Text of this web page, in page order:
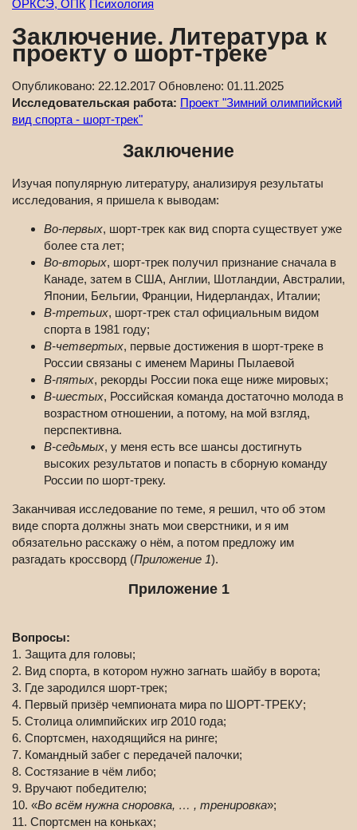
ОРКСЭ, ОПК Психология
Заключение. Литература к
проекту о шорт-треке
Опубликовано: 22.12.2017 Обновлено: 01.11.2025
Исследовательская работа: Проект "Зимний олимпийский
вид спорта - шорт-трек"
Заключение
Изучая популярную литературу, анализируя результаты
исследования, я пришела к выводам:
Во-первых, шорт-трек как вид спорта существует уже
более ста лет;
Во-вторых, шорт-трек получил признание сначала в
Канаде, затем в США, Англии, Шотландии, Австралии,
Японии, Бельгии, Франции, Нидерландах, Италии;
В-третьих, шорт-трек стал официальным видом
спорта в 1981 году;
В-четвертых, первые достижения в шорт-треке в
России связаны с именем Марины Пылаевой
В-пятых, рекорды России пока еще ниже мировых;
В-шестых, Российская команда достаточно молода в
возрастном отношении, а потому, на мой взгляд,
перспективна.
В-седьмых, у меня есть все шансы достигнуть
высоких результатов и попасть в сборную команду
России по шорт-треку.
Заканчивая исследование по теме, я решил, что об этом
виде спорта должны знать мои сверстники, и я им
обязательно расскажу о нём, а потом предложу им
разгадать кроссворд (Приложение 1).
Приложение 1
Вопросы:
1. Защита для головы;
2. Вид спорта, в котором нужно загнать шайбу в ворота;
3. Где зародился шорт-трек;
4. Первый призёр чемпионата мира по ШОРТ-ТРЕКУ;
5. Столица олимпийских игр 2010 года;
6. Спортсмен, находящийся на ринге;
7. Командный забег с передачей палочки;
8. Состязание в чём либо;
9. Вручают победителю;
10. «Во всём нужна сноровка, … , тренировка»;
11. Спортсмен на коньках;